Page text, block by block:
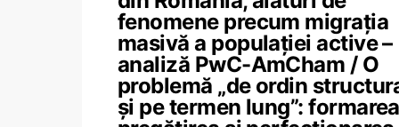
fenomene precum migrația
masivă a populației active –
analiză PwC-AmCham / O
problemă „de ordin
și pe termen lung”: